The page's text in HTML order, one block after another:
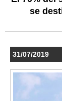
se
31/07/2019